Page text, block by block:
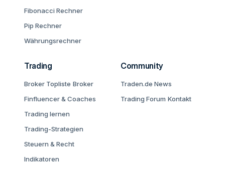
Fibonacci Rechner
Pip Rechner
Währungsrechner
Trading
Broker Topliste Broker
Finfluencer & Coaches
Trading lernen
Trading-Strategien
Steuern & Recht
Indikatoren
Community
Traden.de News
Trading Forum Kontakt